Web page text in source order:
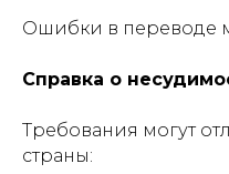
Ошибки в переводе
Справка о
Требования могут
страны: